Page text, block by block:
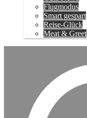
Flugmodus
Smart gespart
Reise-Glück
Meat & Greet